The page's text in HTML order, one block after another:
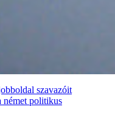
szavazóit
német politikus